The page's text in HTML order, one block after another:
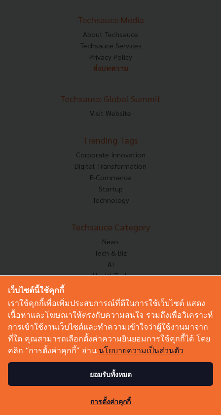
Techsauce Media
About Techsauce
Techsauce Services
Privacy Policy
ส่งบทความ
Techsauce Global Summit
Visit Website
Trending Tags
Corporate Innovation
Digital Transformation
E-Commerce
Startup
Technology
Techsauce Category
News
Tech & Biz
AI
HealthTech
Corp Innov
Saucy Thoughts
Sustainable
Videos
Podcast
© Copyright 2026 :Techsauce All rights reserved.
เว็บไซต์นี้ใช้คุกกี้
เราใช้คุกกี้เพื่อเพิ่มประสบการณ์ที่ดีในการใช้เว็บไซต์ แสดง
เนื้อหาและโฆษณาให้ตรงกับความสนใจ รวมถึงเพื่อวิเคราะห์
การเข้าใช้งานเว็บไซต์และทำความเข้าใจว่าผู้ใช้งานมาจาก
ที่ใด คุณสามารถเลือกตั้งค่าความยินยอมการใช้คุกกี้ได้ โดย
คลิก “การตั้งค่าคุกกี้” อ่าน นโยบายความเป็นส่วนตัว
ยอมรับทั้งหมด
การตั้งค่าคุกกี้